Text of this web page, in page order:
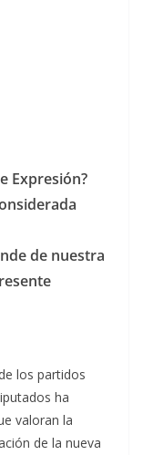
Expresión?
de nuestra
los partidos
ha
valoran la
de la nueva